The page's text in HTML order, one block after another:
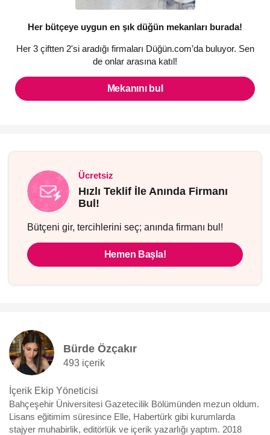
Her bütçeye uygun en şık düğün mekanları burada!
Her 3 çiftten 2'si aradığı firmaları Düğün.com’da buluyor. Sen
de onlar arasına katıl!
Mekanını bul
Ücretsiz
Hızlı Teklif İle Anında Firmanı
Bul!
Bütçeni gir, tercihlerini seç; anında firmanı bul!
Hemen Başla!
Bürde Özçakır
493 içerik
İçerik Ekip Yöneticisi
Bahçeşehir Üniversitesi Gazetecilik Bölümünden mezun oldum.
Lisans eğitimim süresince Elle, Habertürk gibi kurumlarda
stajyer muhabirlik, editörlük ve içerik yazarlığı yaptım. 2018